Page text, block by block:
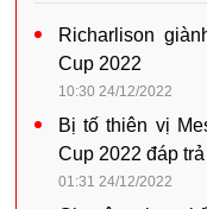
Richarlison
Cup 2022
10:30 24/12/2022
Bị tố thiên vị
Cup 2022 đáp
01:31 24/12/2022